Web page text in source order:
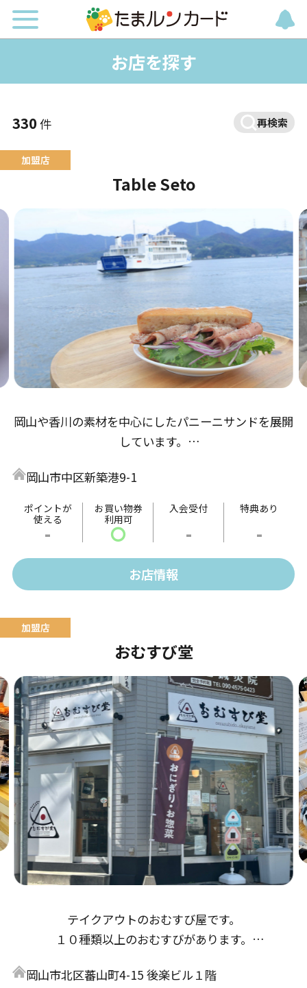
お店を探す
330件 再検索
Table Seto
岡山や香川の素材を中心にしたパニーニサンドを展開
しています。
自慢のサンドとともに新岡山港でどうぞ憩いのひと時
をお過ごしください。
岡山市中区新築港9-1
ポイントが
使える
-
お買い物券
利用可
〇
入会受付
-
特典あり
-
お店情報
おむすび堂
テイクアウトのおむすび屋です。
１０種類以上のおむすびがあります。
のお客様を対象に無料の土曜イベントを開催中。
岡山市北区蕃山町4-15 後楽ビル１階